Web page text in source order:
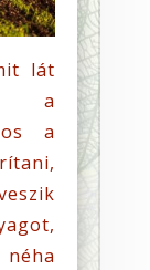
lát
a
a